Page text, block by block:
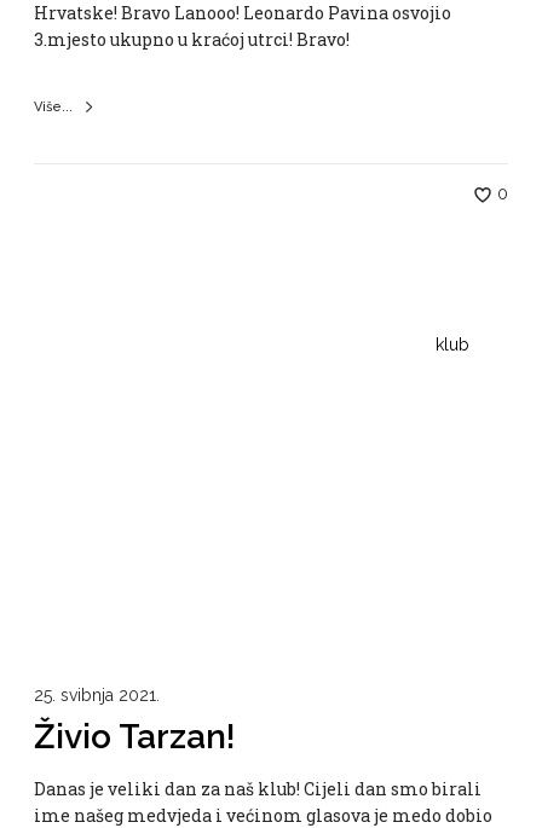
Hrvatske! Bravo Lanooo! Leonardo Pavina osvojio
3.mjesto ukupno u kraćoj utrci! Bravo!
Više...
0
klub
25. svibnja 2021.
Živio Tarzan!
Danas je veliki dan za naš klub! Cijeli dan smo birali
ime našeg medvjeda i većinom glasova je medo dobio